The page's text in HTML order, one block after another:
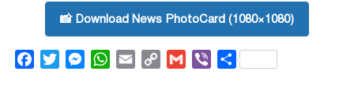
📸 Download News PhotoCard (1080×1080)
FacebookTwitterMessenger
WhatsApp
Email
Copy
Gmail ViberShare